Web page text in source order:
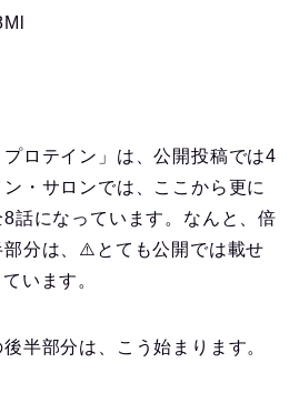
ロテイン」は、公開投稿では4
・サロンでは、ここから更に
話になっています。なんと、倍
分は、⚠️とても公開では載せ
います。
半部分は、こう始まります。